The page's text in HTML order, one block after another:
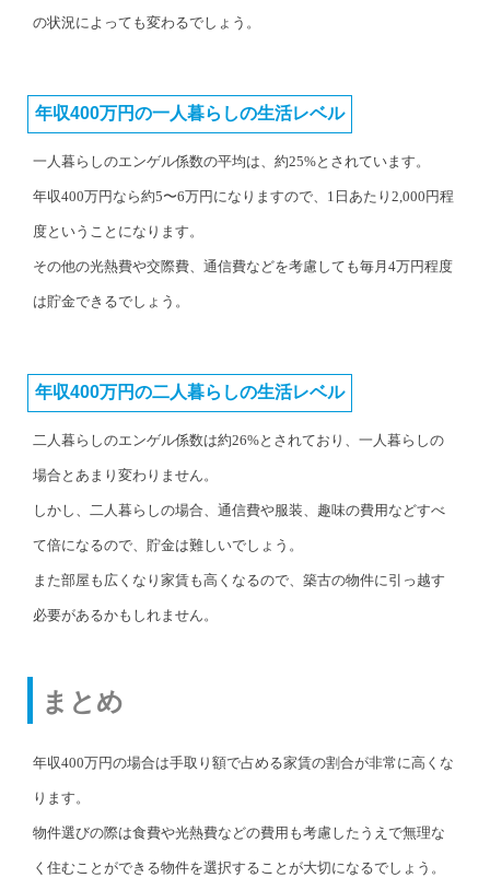
の状況によっても変わるでしょう。
年収400万円の一人暮らしの生活レベル
一人暮らしのエンゲル係数の平均は、約25%とされています。
年収400万円なら約5〜6万円になりますので、1日あたり2,000円程
度ということになります。
その他の光熱費や交際費、通信費などを考慮しても毎月4万円程度
は貯金できるでしょう。
年収400万円の二人暮らしの生活レベル
二人暮らしのエンゲル係数は約26%とされており、一人暮らしの
場合とあまり変わりません。
しかし、二人暮らしの場合、通信費や服装、趣味の費用などすべ
て倍になるので、貯金は難しいでしょう。
また部屋も広くなり家賃も高くなるので、築古の物件に引っ越す
必要があるかもしれません。
まとめ
年収400万円の場合は手取り額で占める家賃の割合が非常に高くな
ります。
物件選びの際は食費や光熱費などの費用も考慮したうえで無理な
く住むことができる物件を選択することが大切になるでしょう。